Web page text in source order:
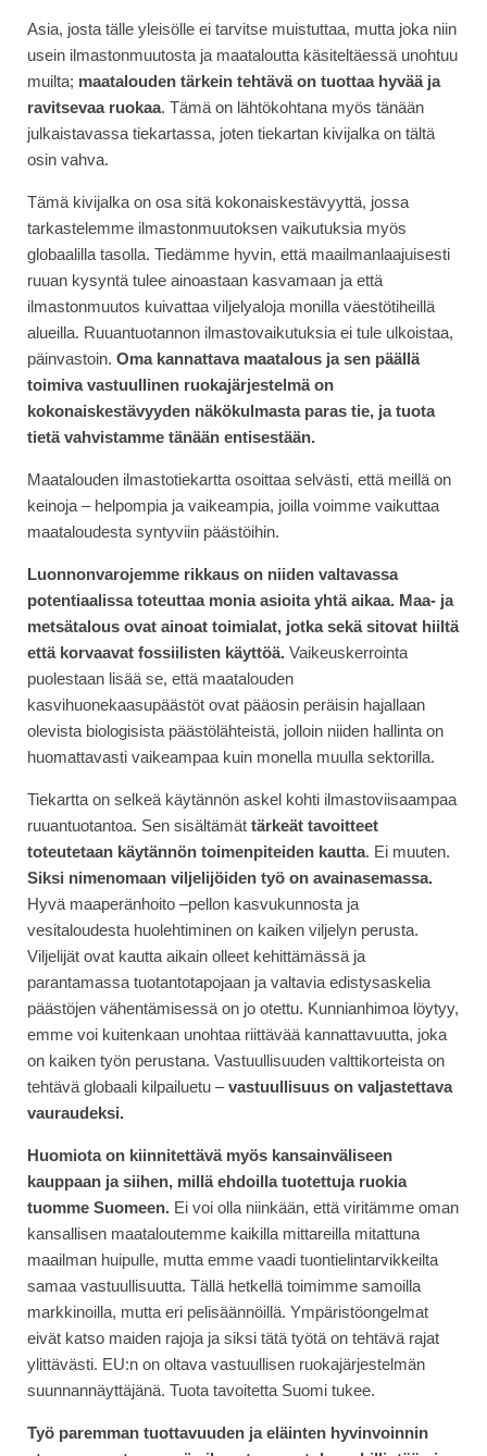
Asia, josta tälle yleisölle ei tarvitse muistuttaa, mutta joka niin
usein ilmastonmuutosta ja maataloutta käsiteltäessä unohtuu
muilta; maatalouden tärkein tehtävä on tuottaa hyvää ja
ravitsevaa ruokaa. Tämä on lähtökohtana myös tänään
julkaistavassa tiekartassa, joten tiekartan kivijalka on tältä
osin vahva.
Tämä kivijalka on osa sitä kokonaiskestävyyttä, jossa
tarkastelemme ilmastonmuutoksen vaikutuksia myös
globaalilla tasolla. Tiedämme hyvin, että maailmanlaajuisesti
ruuan kysyntä tulee ainoastaan kasvamaan ja että
ilmastonmuutos kuivattaa viljelyaloja monilla väestötiheillä
alueilla. Ruuantuotannon ilmastovaikutuksia ei tule ulkoistaa,
päinvastoin. Oma kannattava maatalous ja sen päällä
toimiva vastuullinen ruokajärjestelmä on
kokonaiskestävyyden näkökulmasta paras tie, ja tuota
tietä vahvistamme tänään entisestään.
Maatalouden ilmastotiekartta osoittaa selvästi, että meillä on
keinoja – helpompia ja vaikeampia, joilla voimme vaikuttaa
maataloudesta syntyviin päästöihin.
Luonnonvarojemme rikkaus on niiden valtavassa
potentiaalissa toteuttaa monia asioita yhtä aikaa. Maa- ja
metsätalous ovat ainoat toimialat, jotka sekä sitovat hiiltä
että korvaavat fossiilisten käyttöä. Vaikeuskerrointa
puolestaan lisää se, että maatalouden
kasvihuonekaasupäästöt ovat pääosin peräisin hajallaan
olevista biologisista päästölähteistä, jolloin niiden hallinta on
huomattavasti vaikeampaa kuin monella muulla sektorilla.
Tiekartta on selkeä käytännön askel kohti ilmastoviisaampaa
ruuantuotantoa. Sen sisältämät tärkeät tavoitteet
toteutetaan käytännön toimenpiteiden kautta. Ei muuten.
Siksi nimenomaan viljelijöiden työ on avainasemassa.
Hyvä maaperänhoito –pellon kasvukunnosta ja
vesitaloudesta huolehtiminen on kaiken viljelyn perusta.
Viljelijät ovat kautta aikain olleet kehittämässä ja
parantamassa tuotantotapojaan ja valtavia edistysaskelia
päästöjen vähentämisessä on jo otettu. Kunnianhimoa löytyy,
emme voi kuitenkaan unohtaa riittävää kannattavuutta, joka
on kaiken työn perustana. Vastuullisuuden valttikorteista on
tehtävä globaali kilpailuetu –vastuullisuus on valjastettava
vauraudeksi.
Huomiota on kiinnitettävä myös kansainväliseen
kauppaan ja siihen, millä ehdoilla tuotettuja ruokia
tuomme Suomeen. Ei voi olla niinkään, että viritämme oman
kansallisen maataloutemme kaikilla mittareilla mitattuna
maailman huipulle, mutta emme vaadi tuontielintarvikkeilta
samaa vastuullisuutta. Tällä hetkellä toimimme samoilla
markkinoilla, mutta eri pelisäännöillä. Ympäristöongelmat
eivät katso maiden rajoja ja siksi tätä työtä on tehtävä rajat
ylittävästi. EU:n on oltava vastuullisen ruokajärjestelmän
suunnannäyttäjänä. Tuota tavoitetta Suomi tukee.
Työ paremman tuottavuuden ja eläinten hyvinvoinnin